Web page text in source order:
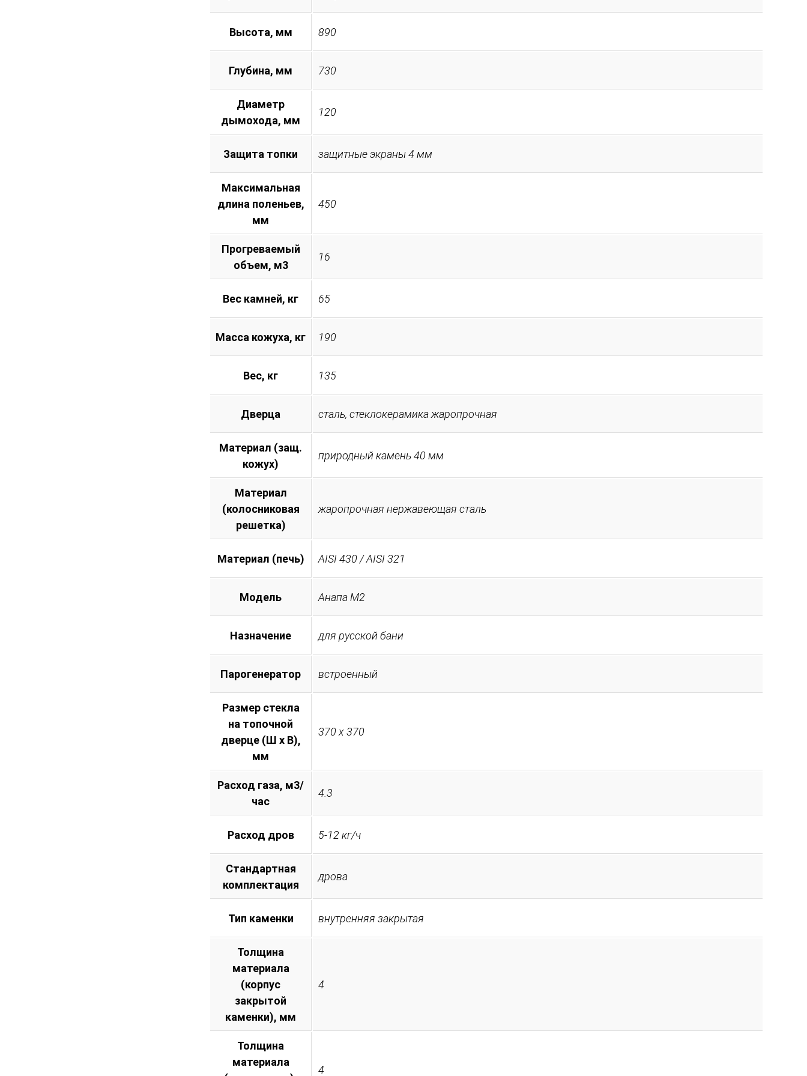
Высота, мм 890
Глубина, мм 730
Диаметр
дымохода, мм
120
Защита топки защитные экраны 4 мм
Максимальная
длина поленьев,
мм
450
Прогреваемый
объем, м3
16
Вес камней, кг 65
Масса кожуха, кг 190
Вес, кг 135
Дверца сталь, стеклокерамика жаропрочная
Материал (защ.
кожух)
природный камень 40 мм
Материал
(колосниковая
решетка)
жаропрочная нержавеющая сталь
Материал (печь) AISI 430 / AISI 321
Модель Анапа М2
Назначение для русской бани
Парогенератор встроенный
Размер стекла
на топочной
дверце (Ш х В),
мм
370 х 370
Расход газа, м3/
час
4.3
Расход дров 5-12 кг/ч
Стандартная
комплектация
дрова
Тип каменки внутренняя закрытая
Толщина
материала
(корпус
закрытой
каменки), мм
4
Толщина
материала
4